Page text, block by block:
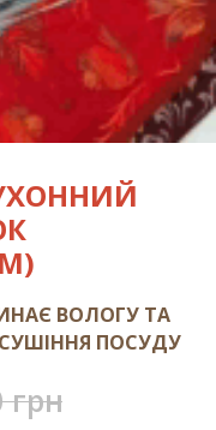
ВОЛОГУ ТА
ПОСУДУ
грн